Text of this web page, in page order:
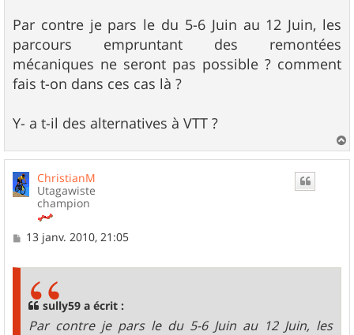
g
e
Par contre je pars le du 5-6 Juin au 12 Juin, les
parcours empruntant des remontées
mécaniques ne seront pas possible ? comment
fais t-on dans ces cas là ?
Y- a t-il des alternatives à VTT ?
a
ChristianM
Utagawiste
champion
M13 janv. 2010, 21:05
sully59 a écrit :
Par contre je pars le du 5-6 Juin au 12 Juin, les